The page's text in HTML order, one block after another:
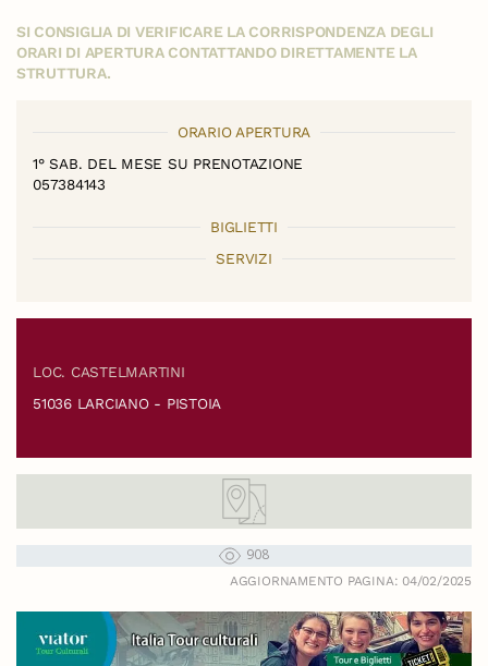
SI CONSIGLIA DI VERIFICARE LA CORRISPONDENZA DEGLI
ORARI DI APERTURA CONTATTANDO DIRETTAMENTE LA
STRUTTURA.
ORARIO APERTURA
1° SAB. DEL MESE SU PRENOTAZIONE
057384143
BIGLIETTI
SERVIZI
LOC. CASTELMARTINI
51036 LARCIANO - PISTOIA
908
AGGIORNAMENTO PAGINA: 04/02/2025